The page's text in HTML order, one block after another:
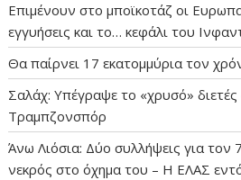
Επιμένουν στο μποϊκοτάζ οι
εγγυήσεις και το… κεφάλι του
Θα παίρνει 17 εκατομμύρια τον
Σαλάχ: Υπέγραψε το «χρυσό»
Τραμπζονσπόρ
Άνω Λιόσια: Δύο συλλήψεις για τον
νεκρός στο όχημα του – Η ΕΛΑΣ